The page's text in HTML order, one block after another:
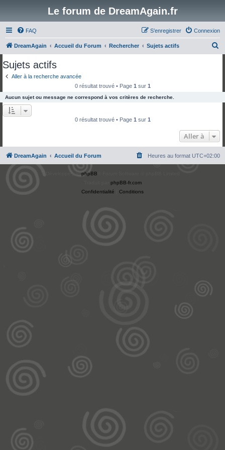
Le forum de DreamAgain.fr
FAQ Connexion
S’enregistrer
DreamAgain Accueil du Forum Rechercher Sujets actifs
e
r
Sujets actifs
Aller à la recherche avancée
0 résultat trouvé • Page 1 sur 1
Aucun sujet ou message ne correspond à vos critères de recherche.
0 résultat trouvé • Page 1 sur 1
Aller à
DreamAgain Accueil du Forum Heures au format UTC+02:00
phpBB
phpBB-fr.com
Confidentialité
Conditions